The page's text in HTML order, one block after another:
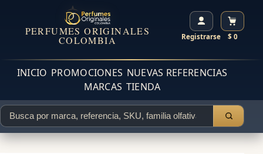
PERFUMES ORIGINALES
COLOMBIA Registrarse $ 0
INICIO PROMOCIONES NUEVAS REFERENCIAS
MARCAS TIENDA